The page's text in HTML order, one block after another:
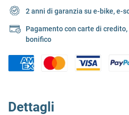
2 anni di garanzia su e-bike, e-
Pagamento con carte di
bonifico
Dettagli